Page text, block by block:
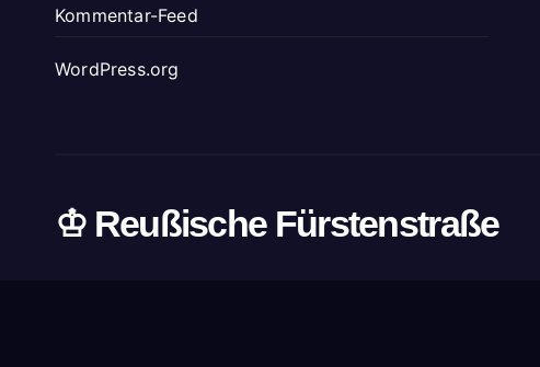
Kommentar-Feed
WordPress.org
♔ Reußische Fürstenstraße